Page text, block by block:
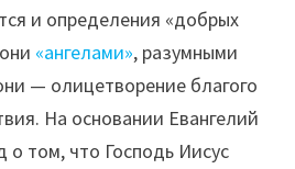
и определения «добрых
«ангелами», разумными
— олицетворение благого
На основании Евангелий
том, что Господь Иисус